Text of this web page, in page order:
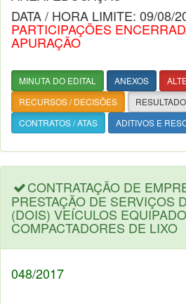
DATA / HORA LIMITE: 09/08/
PARTICIPAÇÕES
APURAÇÃO
MINUTA DO EDITAL ANEXOS
RECURSOS / DECISÕES
CONTRATOS / ATAS
ADITIVOS E
CONTRATAÇÃO DE
PRESTAÇÃO DE SERVIÇOS
(DOIS) VEÍCULOS
COMPACTADORES DE LIXO
048/2017